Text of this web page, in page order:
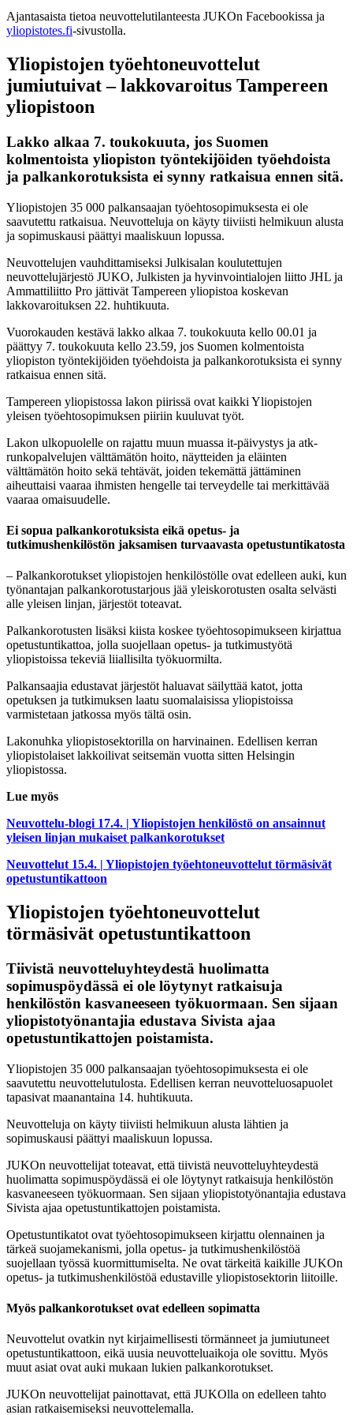
Ajantasaista tietoa neuvottelutilanteesta JUKOn Facebookissa ja
yliopistotes.fi-sivustolla.
Yliopistojen työehtoneuvottelut
jumiutuivat – lakkovaroitus Tampereen
yliopistoon
Lakko alkaa 7. toukokuuta, jos Suomen
kolmentoista yliopiston työntekijöiden työehdoista
ja palkankorotuksista ei synny ratkaisua ennen sitä.
Yliopistojen 35 000 palkansaajan työehtosopimuksesta ei ole
saavutettu ratkaisua. Neuvotteluja on käyty tiiviisti helmikuun alusta
ja sopimuskausi päättyi maaliskuun lopussa.
Neuvottelujen vauhdittamiseksi Julkisalan koulutettujen
neuvottelujärjestö JUKO, Julkisten ja hyvinvointialojen liitto JHL ja
Ammattiliitto Pro jättivät Tampereen yliopistoa koskevan
lakkovaroituksen 22. huhtikuuta.
Vuorokauden kestävä lakko alkaa 7. toukokuuta kello 00.01 ja
päättyy 7. toukokuuta kello 23.59, jos Suomen kolmentoista
yliopiston työntekijöiden työehdoista ja palkankorotuksista ei synny
ratkaisua ennen sitä.
Tampereen yliopistossa lakon piirissä ovat kaikki Yliopistojen
yleisen työehtosopimuksen piiriin kuuluvat työt.
Lakon ulkopuolelle on rajattu muun muassa it-päivystys ja atk-
runkopalvelujen välttämätön hoito, näytteiden ja eläinten
välttämätön hoito sekä tehtävät, joiden tekemättä jättäminen
aiheuttaisi vaaraa ihmisten hengelle tai terveydelle tai merkittävää
vaaraa omaisuudelle.
Ei sopua palkankorotuksista eikä opetus- ja
tutkimushenkilöstön jaksamisen turvaavasta opetustuntikatosta
– Palkankorotukset yliopistojen henkilöstölle ovat edelleen auki, kun
työnantajan palkankorotustarjous jää yleiskorotusten osalta selvästi
alle yleisen linjan, järjestöt toteavat.
Palkankorotusten lisäksi kiista koskee työehtosopimukseen kirjattua
opetustuntikattoa, jolla suojellaan opetus- ja tutkimustyötä
yliopistoissa tekeviä liiallisilta työkuormilta.
Palkansaajia edustavat järjestöt haluavat säilyttää katot, jotta
opetuksen ja tutkimuksen laatu suomalaisissa yliopistoissa
varmistetaan jatkossa myös tältä osin.
Lakonuhka yliopistosektorilla on harvinainen. Edellisen kerran
yliopistolaiset lakkoilivat seitsemän vuotta sitten Helsingin
yliopistossa.
Lue myös
Neuvottelu-blogi 17.4. | Yliopistojen henkilöstö on ansainnut
yleisen linjan mukaiset palkankorotukset
Neuvottelut 15.4. | Yliopistojen työehtoneuvottelut törmäsivät
opetustuntikattoon
Yliopistojen työehtoneuvottelut
törmäsivät opetustuntikattoon
Tiivistä neuvotteluyhteydestä huolimatta
sopimuspöydässä ei ole löytynyt ratkaisuja
henkilöstön kasvaneeseen työkuormaan. Sen sijaan
yliopistotyönantajia edustava Sivista ajaa
opetustuntikattojen poistamista.
Yliopistojen 35 000 palkansaajan työehtosopimuksesta ei ole
saavutettu neuvottelutulosta. Edellisen kerran neuvotteluosapuolet
tapasivat maanantaina 14. huhtikuuta.
Neuvotteluja on käyty tiiviisti helmikuun alusta lähtien ja
sopimuskausi päättyi maaliskuun lopussa.
JUKOn neuvottelijat toteavat, että tiivistä neuvotteluyhteydestä
huolimatta sopimuspöydässä ei ole löytynyt ratkaisuja henkilöstön
kasvaneeseen työkuormaan. Sen sijaan yliopistotyönantajia edustava
Sivista ajaa opetustuntikattojen poistamista.
Opetustuntikatot ovat työehtosopimukseen kirjattu olennainen ja
tärkeä suojamekanismi, jolla opetus- ja tutkimushenkilöstöä
suojellaan työssä kuormittumiselta. Ne ovat tärkeitä kaikille JUKOn
opetus- ja tutkimushenkilöstöä edustaville yliopistosektorin liitoille.
Myös palkankorotukset ovat edelleen sopimatta
Neuvottelut ovatkin nyt kirjaimellisesti törmänneet ja jumiutuneet
opetustuntikattoon, eikä uusia neuvotteluaikoja ole sovittu. Myös
muut asiat ovat auki mukaan lukien palkankorotukset.
JUKOn neuvottelijat painottavat, että JUKOlla on edelleen tahto
asian ratkaisemiseksi neuvottelemalla.